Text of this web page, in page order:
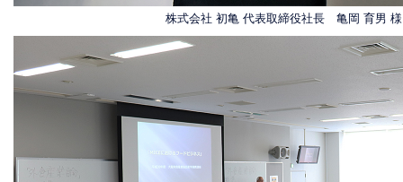
株式会社 初亀 代表取締役社長 亀岡 育男 様